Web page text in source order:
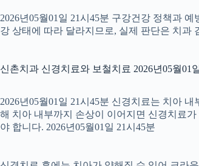
2026년05월01일 21시45분 구강건강 정책과
강 상태에 따라 달라지므로, 실제 판단은 치과
신촌치과 신경치료와 보철치료 2026년05월01
2026년05월01일 21시45분 신경치료는 치아
해 치아 내부까지 손상이 이어지면 신경치료
야 합니다. 2026년05월01일 21시45분